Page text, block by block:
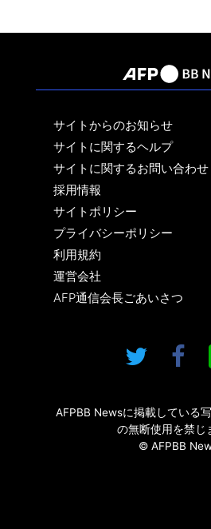
サイトからのお知らせ
サイトに関するヘルプ
サイトに関するお問い合わせ
採用情報
サイトポリシー
プライバシーポリシー
利用規約
運営会社
AFP通信会長ごあいさつ
AFPBB Newsに掲載している
の無断使用を禁じ
© AFPBB